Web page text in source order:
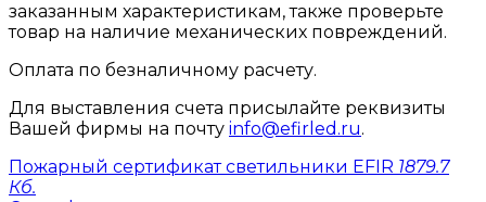
заказанным характеристикам, также проверьте
товар на наличие механических повреждений.
Оплата по безналичному расчету.
Для выставления счета присылайте реквизиты
Вашей фирмы на почту info@efirled.ru.
Пожарный сертификат светильники EFIR 1879.7
Кб.